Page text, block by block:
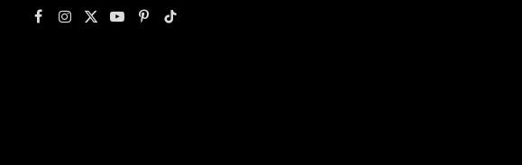
Facebook
Instagram
X
YouTubePinterest
TikTok